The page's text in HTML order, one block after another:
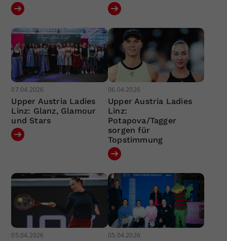
07.04.2026
Upper Austria Ladies
Linz: Glanz, Glamour
und Stars
06.04.2026
Upper Austria Ladies
Linz:
Potapova/Tagger
sorgen für
Topstimmung
05.04.2026 05.04.2026